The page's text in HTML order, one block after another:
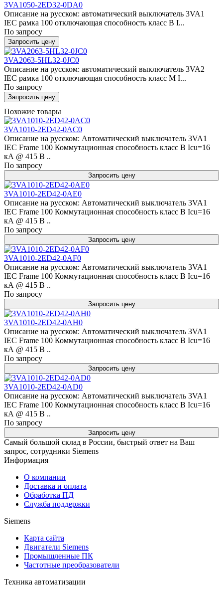
3VA1050-2ED32-0DA0
Описание на русском: автоматический выключатель 3VA1
IEC рамка 100 отключающая способность класс B I...
По запросу
Запросить цену
3VA2063-5HL32-0JC0
Описание на русском: автоматический выключатель 3VA2
IEC рамка 100 отключающая способность класс M I...
По запросу
Запросить цену
Похожие товары
3VA1010-2ED42-0AC0
Описание на русском: Автоматический выключатель 3VA1
IEC Frame 100 Коммутационная способность класс B Icu=16
кА @ 415 В ..
По запросу
Запросить цену
3VA1010-2ED42-0AE0
Описание на русском: Автоматический выключатель 3VA1
IEC Frame 100 Коммутационная способность класс B Icu=16
кА @ 415 В ..
По запросу
Запросить цену
3VA1010-2ED42-0AF0
Описание на русском: Автоматический выключатель 3VA1
IEC Frame 100 Коммутационная способность класс B Icu=16
кА @ 415 В ..
По запросу
Запросить цену
3VA1010-2ED42-0AH0
Описание на русском: Автоматический выключатель 3VA1
IEC Frame 100 Коммутационная способность класс B Icu=16
кА @ 415 В ..
По запросу
Запросить цену
3VA1010-2ED42-0AD0
Описание на русском: Автоматический выключатель 3VA1
IEC Frame 100 Коммутационная способность класс B Icu=16
кА @ 415 В ..
По запросу
Запросить цену
Самый большой склад в России, быстрый ответ на Ваш
запрос, сотрудники Siemens
Информация
О компании
Доставка и оплата
Обработка ПД
Служба поддержки
Siemens
Карта сайта
Двигатели Siemens
Промышленные ПК
Частотные преобразователи
Техника автоматизации